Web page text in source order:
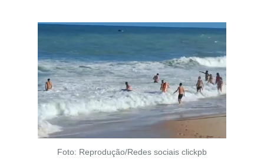
Foto: Reprodução/Redes sociais clickpb